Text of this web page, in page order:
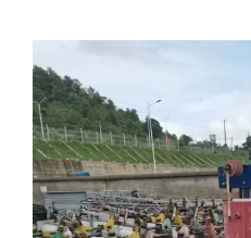
在计量器具上安装控制元件、
托方的财产。
一经发现，河北中废通拍
的所有款项作为违约金予以扣
限公司还将依法追究窃取方的
任。